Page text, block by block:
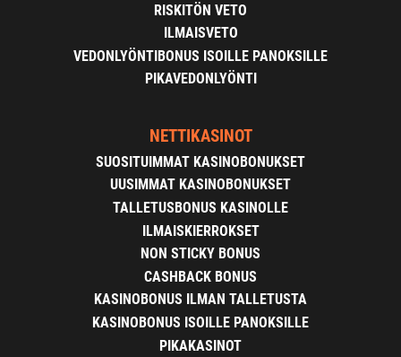
RISKITÖN VETO
ILMAISVETO
VEDONLYÖNTIBONUS ISOILLE PANOKSILLE
PIKAVEDONLYÖNTI
NETTIKASINOT
SUOSITUIMMAT KASINOBONUKSET
UUSIMMAT KASINOBONUKSET
TALLETUSBONUS KASINOLLE
ILMAISKIERROKSET
NON STICKY BONUS
CASHBACK BONUS
KASINOBONUS ILMAN TALLETUSTA
KASINOBONUS ISOILLE PANOKSILLE
PIKAKASINOT